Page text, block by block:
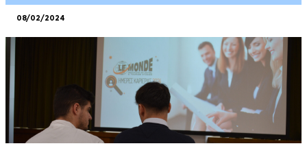
08/02/2024